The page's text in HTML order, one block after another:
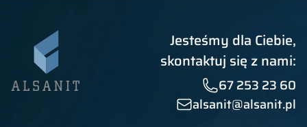
Jesteśmy dla Ciebie,
skontaktuj się z nami:
67 253 23 60
alsanit@alsanit.pl